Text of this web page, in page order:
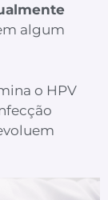
algum
o HPV